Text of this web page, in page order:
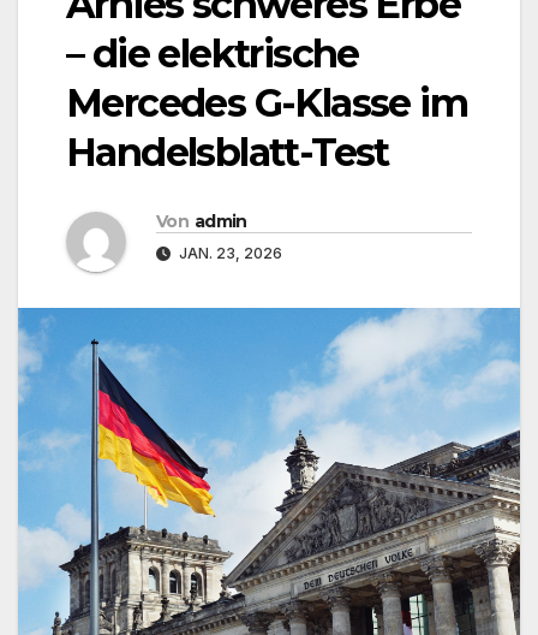
– die elektrische
Mercedes G-Klasse im
Handelsblatt-Test
Von admin
JAN. 23, 2026